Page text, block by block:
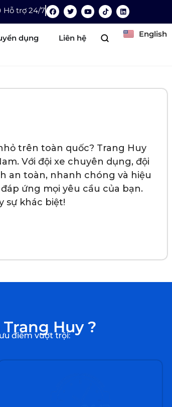
Hỗ trợ 24/7
dụng Liên hệ English
trên toàn quốc? Trang Huy
Với đội xe chuyên dụng, đội
an toàn, nhanh chóng và hiệu
ứng mọi yêu cầu của bạn.
sự khác biệt!
Huy ?
điểm vượt trội: